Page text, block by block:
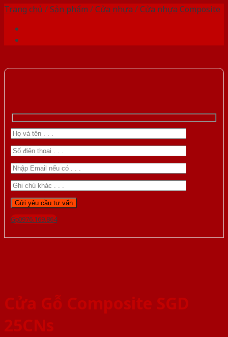
Trang chủ /Sản phẩm /Cửa nhựa /Cửa nhựa Composite
Gọi 0976.169.864
Cửa Gỗ Composite SGD
25CNs